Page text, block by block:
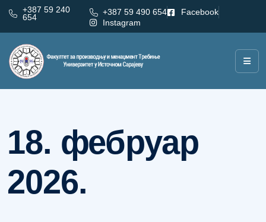
+387 59 240
654
+387 59 490 654
Facebook
Instagram
Дан:
18. фебруар
2026.